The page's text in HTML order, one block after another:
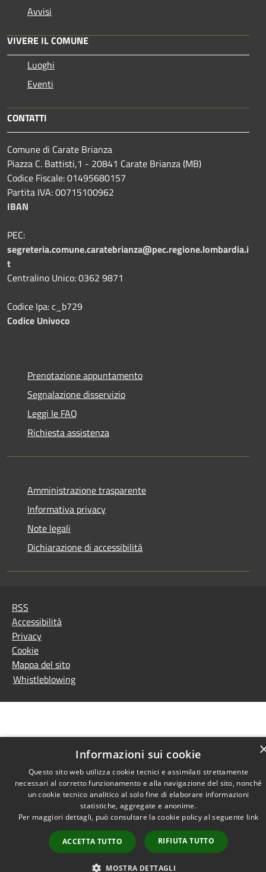
Avvisi
VIVERE IL COMUNE
Luoghi
Eventi
CONTATTI
Comune di Carate Brianza
Piazza C. Battisti,1 - 20841 Carate Brianza (MB)
Codice Fiscale: 01495680157
Partita IVA: 00715100962
IBAN
PEC:
segreteria.comune.caratebrianza@pec.regione.lombardia.i
t
Centralino Unico: 0362 9871
Codice Ipa: c_b729
Codice Univoco
Prenotazione appuntamento
Segnalazione disservizio
Leggi le FAQ
Richiesta assistenza
Amministrazione trasparente
Informativa privacy
Note legali
Dichiarazione di accessibilità
RSS
Accessibilità
Privacy
Cookie
Mappa del sito
Whistleblowing
Informazioni sui cookie
Questo sito web utilizza cookie tecnici e assimilati strettamente
necessari al corretto funzionamento e alla navigazione del sito, nonché
un cookie tecnico analitico al solo fine di elaborare informazioni
statistiche, aggregate e anonime.
Per maggiori dettagli, può consultare la cookie policy al seguente link
ACCETTA TUTTO RIFIUTA TUTTO
MOSTRA DETTAGLI